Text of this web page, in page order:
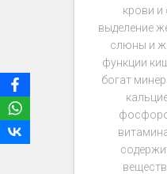
крови и
выделение
слюны и
функции
богат